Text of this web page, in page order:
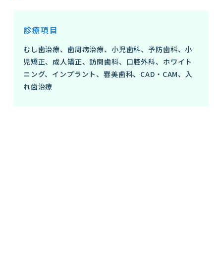
診療項目
むし歯治療、歯周病治療、小児歯科、予防歯科、小
児矯正、成人矯正、訪問歯科、口腔外科、ホワイト
ニング、インプラント、審美歯科、CAD・CAM、入
れ歯治療